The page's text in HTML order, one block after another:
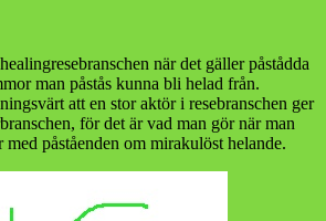
när det gäller påstådda
man påstås kunna bli helad från.
att en stor aktör i resebranschen ger
för det är vad man gör när man
med påståenden om mirakulöst helande.